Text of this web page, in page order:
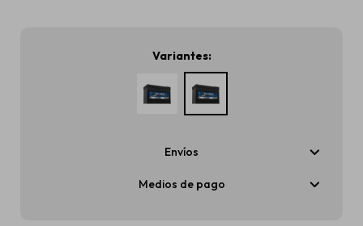
Variantes:
Envíos
Medios de pago